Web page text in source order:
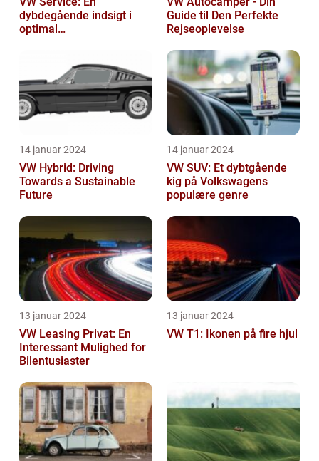
dybdegående indsigt i
optimal
Guide til Den Perfekte
Rejseoplevelse
14 januar 2024
VW Hybrid: Driving
Towards a Sustainable
Future
14 januar 2024
VW SUV: Et dybtgående
kig på Volkswagens
populære genre
13 januar 2024
VW Leasing Privat: En
Interessant Mulighed for
Bilentusiaster
13 januar 2024
VW T1: Ikonen på fire hjul